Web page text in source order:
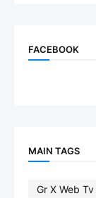
FACEBOOK
MAIN TAGS
Gr X Web Tv